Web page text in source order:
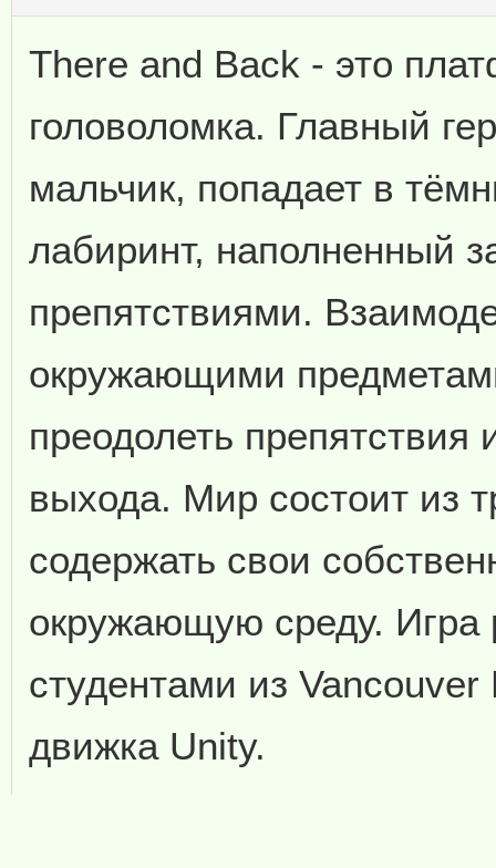
There and Back - это
головоломка. Главный
мальчик, попадает в
лабиринт, наполненный
препятствиями.
окружающими
преодолеть препятствия
выхода. Мир состоит из
содержать свои
окружающую среду. Игра
студентами из
движка Unity.